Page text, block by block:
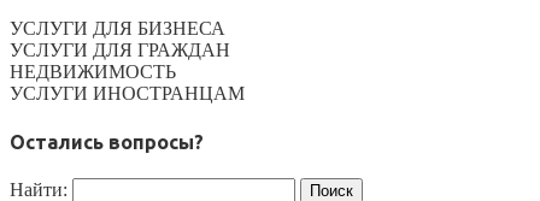
УСЛУГИ ДЛЯ БИЗНЕСА
УСЛУГИ ДЛЯ ГРАЖДАН
НЕДВИЖИМОСТЬ
УСЛУГИ ИНОСТРАНЦАМ
Остались вопросы?
Найти: